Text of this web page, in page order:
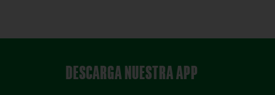
DESCARGA NUESTRA APP